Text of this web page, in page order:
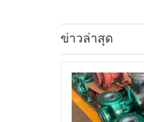
ข่าวล่าสุด